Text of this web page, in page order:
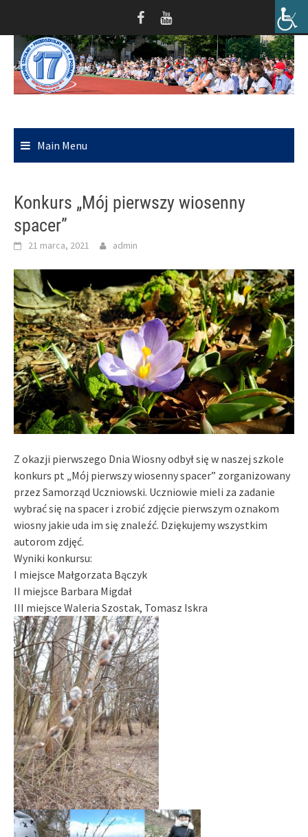
content
Main Menu
Konkurs „Mój pierwszy wiosenny
spacer”
21 marca, 2021 admin
Z okazji pierwszego Dnia Wiosny odbył się w naszej szkole
konkurs pt „Mój pierwszy wiosenny spacer” zorganizowany
przez Samorząd Uczniowski. Uczniowie mieli za zadanie
wybrać się na spacer i zrobić zdjęcie pierwszym oznakom
wiosny jakie uda im się znaleźć. Dziękujemy wszystkim
autorom zdjęć.
Wyniki konkursu:
I miejsce Małgorzata Bączyk
II miejsce Barbara Migdał
III miejsce Waleria Szostak, Tomasz Iskra